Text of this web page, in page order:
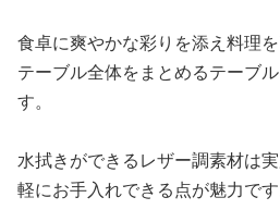
食卓に爽やかな彩りを添え料理
テーブル全体をまとめるテーブ
す。
水拭きができるレザー調素材は
軽にお手入れできる点が魅力です